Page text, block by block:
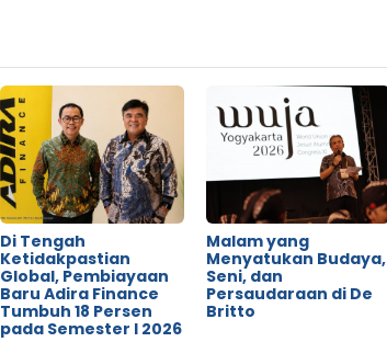
Di Tengah
Ketidakpastian
Global, Pembiayaan
Baru Adira Finance
Tumbuh 18 Persen
pada Semester I 2026
Malam yang
Menyatukan Budaya,
Seni, dan
Persaudaraan di De
Britto